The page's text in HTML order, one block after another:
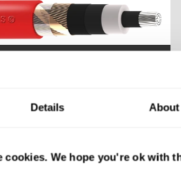
Details About
cookies. We hope you're ok with
de
30 (36) kV